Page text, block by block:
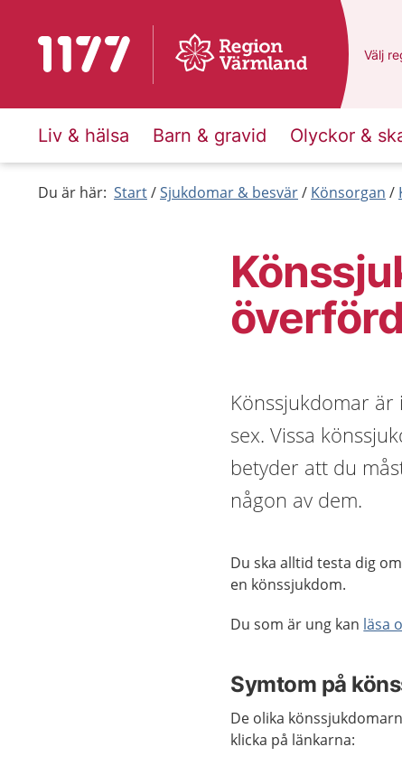
Till startsidan för 1177 Du
Välj
Liv & hälsa Barn & gravid Olyckor &
Du är här: Start Sjukdomar & besvär Könsorgan
Könssjukdomar
sex. Vissa
betyder att du
någon av dem.
Du ska alltid testa dig
en könssjukdom.
Du som är ung kan läsa
Symtom på
De olika
klicka på länkarna: